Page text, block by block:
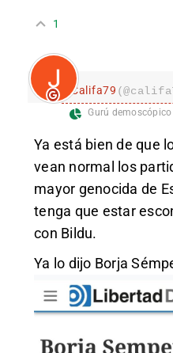
1
Califa79
Gurú demoscópico
Ya está bien de que
vean normal los
mayor genocida de
tenga que estar
con Bildu.
Ya lo dijo Borja